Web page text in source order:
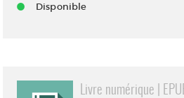
Disponible
Livre numérique |